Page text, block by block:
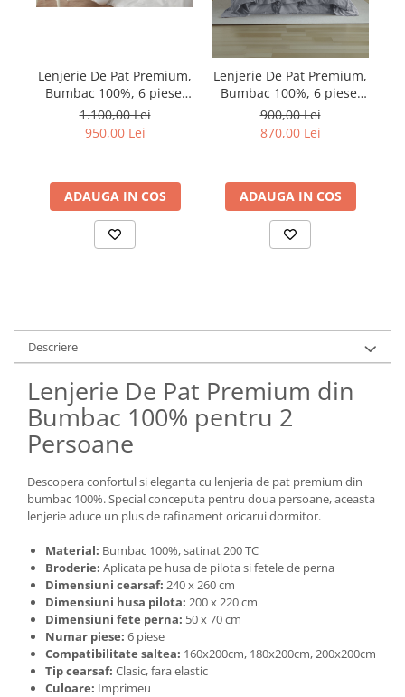
Lenjerie De Pat Premium,
Bumbac 100%, 6 piese,
Anetta
1.100,00 Lei
950,00 Lei
ADAUGA IN COS
Lenjerie De Pat Premium,
Bumbac 100%, 6 piese,
Garcia, Antrasit
900,00 Lei
870,00 Lei
ADAUGA IN COS
Descriere
Lenjerie De Pat Premium din
Bumbac 100% pentru 2
Persoane
Descopera confortul si eleganta cu lenjeria de pat premium din
bumbac 100%. Special conceputa pentru doua persoane, aceasta
lenjerie aduce un plus de rafinament oricarui dormitor.
Material: Bumbac 100%, satinat 200 TC
Broderie: Aplicata pe husa de pilota si fetele de perna
Dimensiuni cearsaf: 240 x 260 cm
Dimensiuni husa pilota: 200 x 220 cm
Dimensiuni fete perna: 50 x 70 cm
Numar piese: 6 piese
Compatibilitate saltea: 160x200cm, 180x200cm, 200x200cm
Tip cearsaf: Clasic, fara elastic
Culoare: Imprimeu